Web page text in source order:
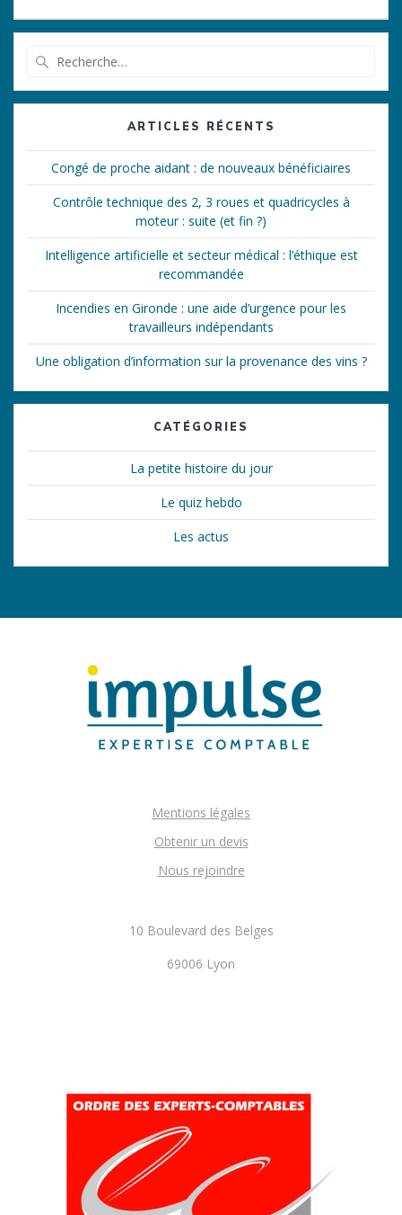
:
ARTICLES RÉCENTS
Congé de proche aidant : de nouveaux bénéficiaires
Contrôle technique des 2, 3 roues et quadricycles à
moteur : suite (et fin ?)
Intelligence artificielle et secteur médical : l’éthique est
recommandée
Incendies en Gironde : une aide d’urgence pour les
travailleurs indépendants
Une obligation d’information sur la provenance des vins ?
CATÉGORIES
La petite histoire du jour
Le quiz hebdo
Les actus
Mentions légales
Obtenir un devis
Nous rejoindre
10 Boulevard des Belges
69006 Lyon